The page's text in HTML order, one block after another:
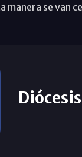
manera se van